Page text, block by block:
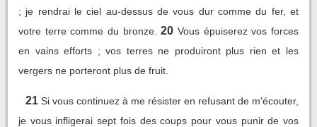
; je rendrai le ciel au-dessus de vous dur comme du fer, et
votre terre comme du bronze. 20 Vous épuiserez vos forces
en vains efforts ; vos terres ne produiront plus rien et les
vergers ne porteront plus de fruit.
21 Si vous continuez à me résister en refusant de m'écouter,
je vous infligerai sept fois des coups pour vous punir de vos